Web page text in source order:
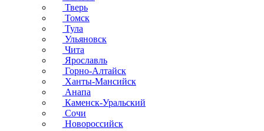
Тверь
Томск
Тула
Ульяновск
Чита
Ярославль
Горно-Алтайск
Ханты-Мансийск
Анапа
Каменск-Уральский
Сочи
Новороссийск